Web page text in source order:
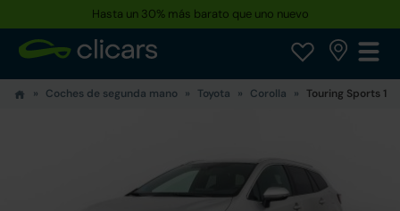
Hasta un 30% más barato que uno nuevo
Coches de segunda mano Toyota Corolla Touring Sports